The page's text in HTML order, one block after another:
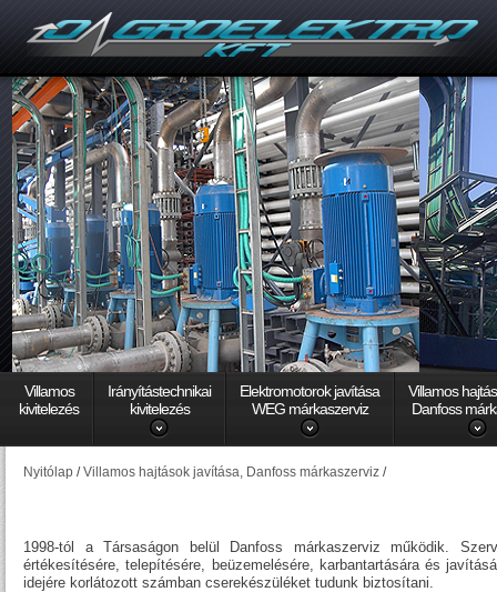
Villamos
kivitelezés
Irányítástechnikai
kivitelezés
Elektromotorok javítása
WEG márkaszerviz
Villamos
Danfoss
Nyitólap /Villamos hajtások javítása, Danfoss márkaszerviz /
1998-tól a Társaságon belül Danfoss márkaszerviz működik.
értékesítésére, telepítésére, beüzemelésére, karbantartására és
idejére korlátozott számban cserekészüléket tudunk biztosítani.